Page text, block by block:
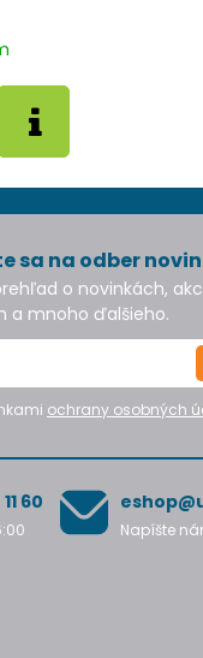
sa na odber
o novinkách,
a mnoho ďalšieho.
ochrany osobných
60
Napíšte